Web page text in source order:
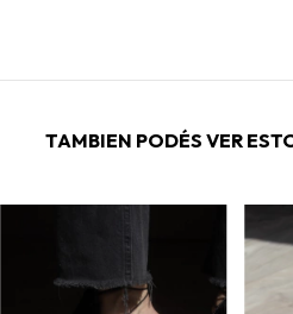
TAMBIEN PODÉS VER